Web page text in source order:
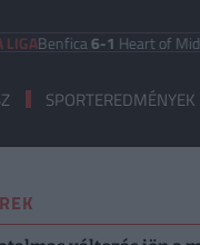
Benfica6-1Heart of
SPORTEREDMÉNYEK